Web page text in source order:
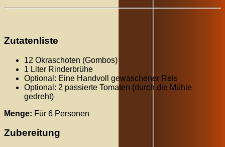
Zutatenliste
12 Okraschoten (Gombos)
1 Liter Rinderbrühe
Optional: Eine Handvoll gewaschener Reis
Optional: 2 passierte Tomaten (durch die Mühle
gedreht)
Menge: Für 6 Personen
Zubereitung